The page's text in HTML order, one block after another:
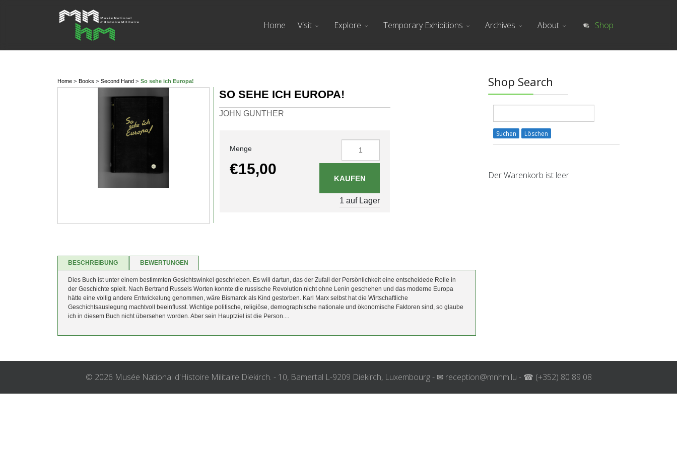
Home Visit Explore Temporary Exhibitions Archives About Shop
Home Books Second Hand So sehe ich Europa!
SO SEHE ICH EUROPA!
JOHN GUNTHER
Menge
€15,00
1 auf Lager
BESCHREIBUNG BEWERTUNGEN
Dies Buch ist unter einem bestimmten Gesichtswinkel geschrieben. Es will dartun, das der Zufall der Persönlichkeit eine entscheidede Rolle in
der Geschichte spielt. Nach Bertrand Russels Worten konnte die russische Revolution nicht ohne Lenin geschehen und das moderne Europa
hätte eine völlig andere Entwickelung genommen, wäre Bismarck als Kind gestorben. Karl Marx selbst hat die Wirtschaftliche
Geschichtsauslegung machtvoll beeinflusst. Wichtige politische, religiöse, demographische nationale und ökonomische Faktoren sind, so glaube
ich in diesem Buch nicht übersehen worden. Aber sein Hauptziel ist die Person....
Shop Search
Der Warenkorb ist leer
© 2026 Musée National d'Histoire Militaire Diekirch. - 10, Bamertal L-9209 Diekirch, Luxembourg - ✉ reception@mnhm.lu - ☎ (+352) 80 89 08